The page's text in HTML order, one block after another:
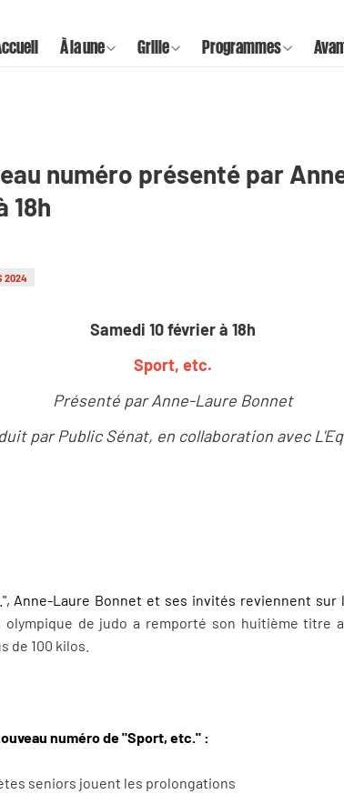
À la une Grille Programmes
numéro présenté par
18h
2024
Samedi 10 février à 18h
Sport, etc.
Présenté par Anne-Laure Bonnet
par Public Sénat, en collaboration avec
Anne-Laure Bonnet et ses invités reviennent sur
olympique de judo a remporté son huitième titre
de 100 kilos.
numéro de "Sport, etc." :
seniors jouent les prolongations